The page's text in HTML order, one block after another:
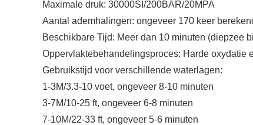
Maximale druk: 30000SI/200BAR/20MPA
Aantal ademhalingen: ongeveer 170 keer
Beschikbare Tijd: Meer dan 10 minuten (diepzee
Oppervlaktebehandelingsproces: Harde oxydatie
Gebruikstijd voor verschillende waterlagen:
1-3M/3.3-10 voet, ongeveer 8-10 minuten
3-7M/10-25 ft, ongeveer 6-8 minuten
7-10M/22-33 ft, ongeveer 5-6 minuten